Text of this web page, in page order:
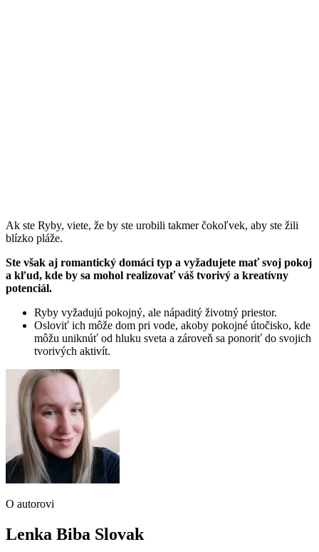
Ak ste Ryby, viete, že by ste urobili takmer čokoľvek, aby ste žili
blízko pláže.
Ste však aj romantický domáci typ a vyžadujete mať svoj pokoj
a kľud, kde by sa mohol realizovať váš tvorivý a kreatívny
potenciál.
Ryby vyžadujú pokojný, ale nápaditý životný priestor.
Osloviť ich môže dom pri vode, akoby pokojné útočisko, kde
môžu uniknúť od hluku sveta a zároveň sa ponoriť do svojich
tvorivých aktivít.
O autorovi
Lenka Biba Slovak